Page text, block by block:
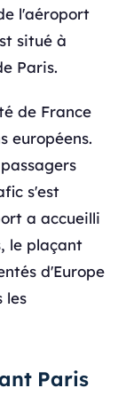
l'aéroport
situé à
Paris.
de France
européens.
s'est
a accueilli
le plaçant
d'Europe
les
Paris